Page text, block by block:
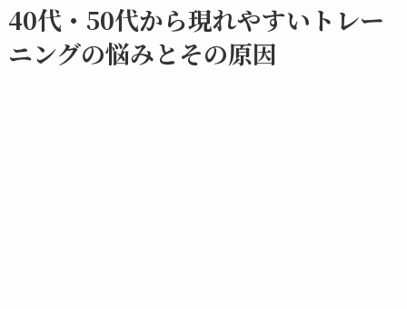
40代・50代から現れやすいトレー
ニングの悩みとその原因